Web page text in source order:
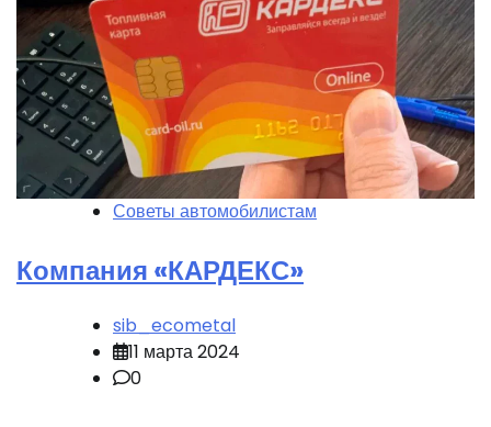
Советы автомобилистам
Компания «КАРДЕКС»
sib_ecometal
11 марта 2024
0